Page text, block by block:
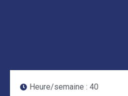
Heure/semaine : 40